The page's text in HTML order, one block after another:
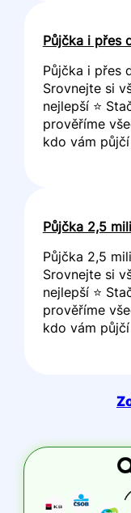
Půjčka i přes
Půjčka i přes
Srovnejte si
nejlepší ⭐
prověříme
kdo vám
Půjčka 2,5
Půjčka 2,5
Srovnejte si
nejlepší ⭐
prověříme
kdo vám